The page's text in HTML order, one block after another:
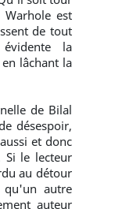
est
de tout
la
lâchant la
de Bilal
désespoir,
et donc
le lecteur
au détour
qu'un autre
auteur